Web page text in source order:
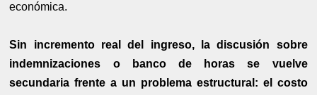
económica.
Sin incremento real del ingreso, la discusión sobre
indemnizaciones o banco de horas se vuelve
secundaria frente a un problema estructural: el costo